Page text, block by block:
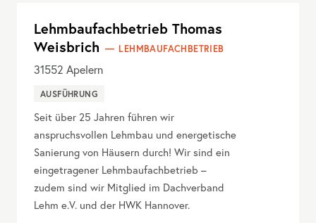
Lehmbaufachbetrieb Thomas
Weisbrich
LEHMBAUFACHBETRIEB
31552 Apelern
AUSFÜHRUNG
Seit über 25 Jahren führen wir
anspruchsvollen Lehmbau und energetische
Sanierung von Häusern durch! Wir sind ein
eingetragener Lehmbaufachbetrieb –
zudem sind wir Mitglied im Dachverband
Lehm e.V. und der HWK Hannover.